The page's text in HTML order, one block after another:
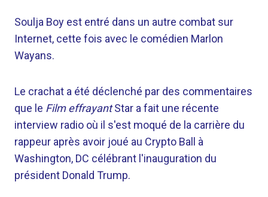
Soulja Boy est entré dans un autre combat sur
Internet, cette fois avec le comédien Marlon
Wayans.
Le crachat a été déclenché par des commentaires
que le Film effrayantStar a fait une récente
interview radio où il s'est moqué de la carrière du
rappeur après avoir joué au Crypto Ball à
Washington, DC célébrant l'inauguration du
président Donald Trump.